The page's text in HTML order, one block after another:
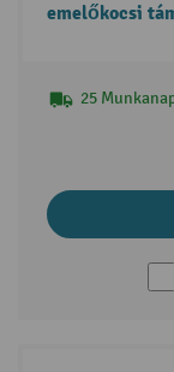
emelőkocsi
25